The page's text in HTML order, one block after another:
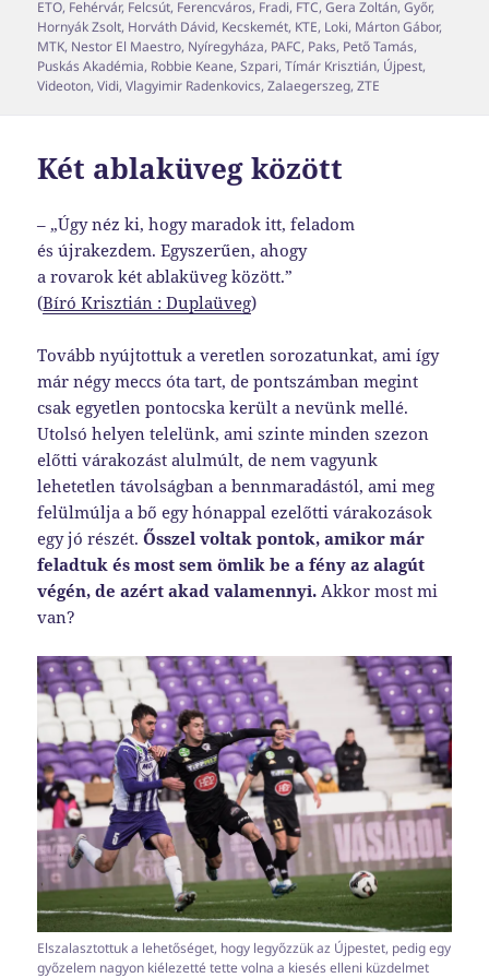
ETO, Fehérvár, Felcsút, Ferencváros, Fradi, FTC,Gera Zoltán,Győr,
Hornyák Zsolt, Horváth Dávid, Kecskemét, KTE, Loki, Márton Gábor,
MTK, Nestor El Maestro, Nyíregyháza, PAFC, Paks, Pető Tamás,
Puskás Akadémia, Robbie Keane,Szpari,Tímár Krisztián, Újpest,
Videoton,Vidi,Vlagyimir Radenkovics,Zalaegerszeg,ZTE
Két ablaküveg között
– „Úgy néz ki, hogy maradok itt, feladom
és újrakezdem. Egyszerűen, ahogy
a rovarok két ablaküveg között.”
(Bíró Krisztián : Duplaüveg)
Tovább nyújtottuk a veretlen sorozatunkat, ami így
már négy meccs óta tart, de pontszámban megint
csak egyetlen pontocska került a nevünk mellé.
Utolsó helyen telelünk, ami szinte minden szezon
előtti várakozást alulmúlt, de nem vagyunk
lehetetlen távolságban a bennmaradástól, ami meg
felülmúlja a bő egy hónappal ezelőtti várakozások
egy jó részét.Ősszel voltak pontok, amikor már
feladtuk és most sem ömlik be a fény az alagút
végén, de azért akad valamennyi. Akkor most mi
van?
Elszalasztottuk a lehetőséget, hogy legyőzzük az Újpestet, pedig egy
győzelem nagyon kiélezetté tette volna a kiesés elleni küzdelmet